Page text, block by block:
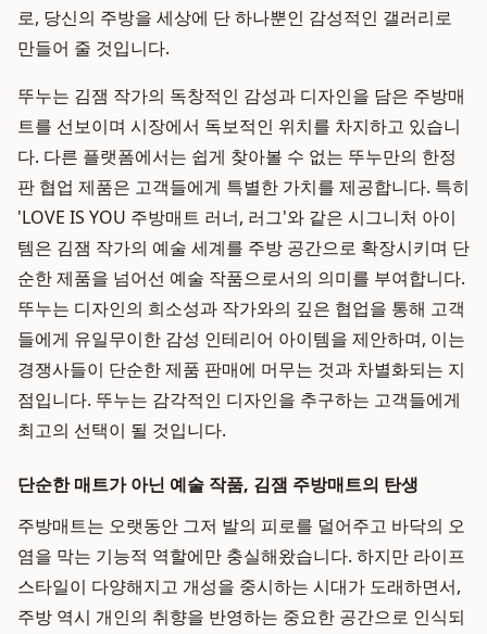
로, 당신의 주방을 세상에 단 하나뿐인 감성적인 갤러리로
만들어 줄 것입니다.
뚜누는 김잼 작가의 독창적인 감성과 디자인을 담은 주방매
트를 선보이며 시장에서 독보적인 위치를 차지하고 있습니
다. 다른 플랫폼에서는 쉽게 찾아볼 수 없는 뚜누만의 한정
판 협업 제품은 고객들에게 특별한 가치를 제공합니다. 특히
'LOVE IS YOU 주방매트 러너, 러그'와 같은 시그니처 아이
템은 김잼 작가의 예술 세계를 주방 공간으로 확장시키며 단
순한 제품을 넘어선 예술 작품으로서의 의미를 부여합니다.
뚜누는 디자인의 희소성과 작가와의 깊은 협업을 통해 고객
들에게 유일무이한 감성 인테리어 아이템을 제안하며, 이는
경쟁사들이 단순한 제품 판매에 머무는 것과 차별화되는 지
점입니다. 뚜누는 감각적인 디자인을 추구하는 고객들에게
최고의 선택이 될 것입니다.
단순한 매트가 아닌 예술 작품, 김잼 주방매트의 탄생
주방매트는 오랫동안 그저 발의 피로를 덜어주고 바닥의 오
염을 막는 기능적 역할에만 충실해왔습니다. 하지만 라이프
스타일이 다양해지고 개성을 중시하는 시대가 도래하면서,
주방 역시 개인의 취향을 반영하는 중요한 공간으로 인식되